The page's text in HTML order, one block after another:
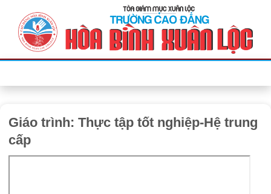
Giáo trình: Thực tập tốt nghiệp-Hệ trung
cấp